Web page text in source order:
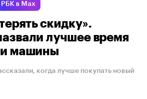
РБК в Max
скидку».
лучшее время
машины
когда лучше покупать новый